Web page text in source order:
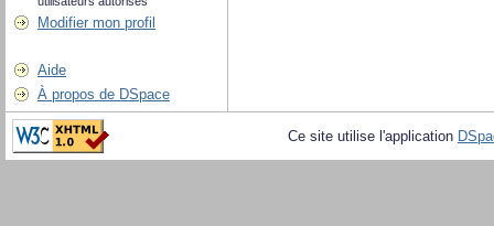
Modifier mon profil
Aide
À propos de DSpace
Ce site utilise l'application